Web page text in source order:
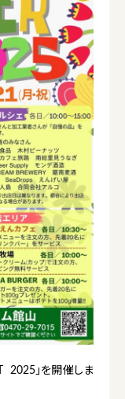
2025」を開催しま